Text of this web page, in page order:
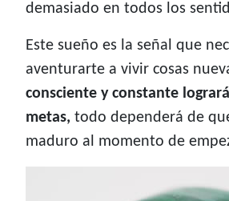
demasiado en todos los
Este sueño es la señal que
aventurarte a vivir cosas
consciente y constante
metas, todo dependerá de
maduro al momento de